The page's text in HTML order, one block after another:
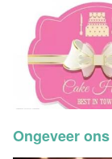
Ongeveer ons